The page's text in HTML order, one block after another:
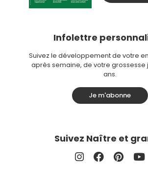
Infolettre
Suivez le développement de votre
après semaine, de votre grossesse
ans.
Je m'abonne
Suivez Naître et